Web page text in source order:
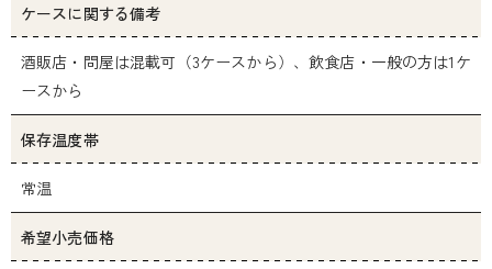
ケースに関する備考
酒販店・問屋は混載可（3ケースから）、飲食店・一般の方は1ケ
ースから
保存温度帯
常温
希望小売価格